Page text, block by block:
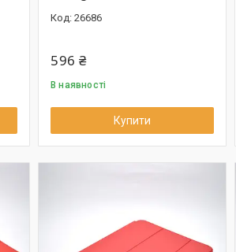
26686
596 ₴
В наявності
Купити